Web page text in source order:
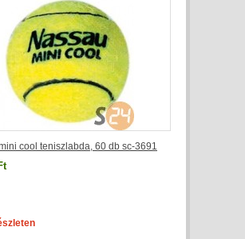
cool teniszlabda, 60 db sc-3691